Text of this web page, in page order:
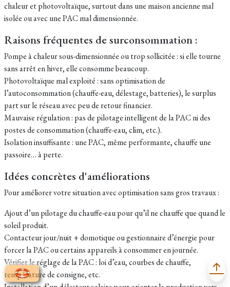
chaleur et photovoltaïque, surtout dans une maison ancienne mal
isolée ou avec une PAC mal dimensionnée.
Raisons fréquentes de surconsommation :
Pompe à chaleur sous-dimensionnée ou trop sollicitée : si elle tourne
sans arrêt en hiver, elle consomme beaucoup.
Photovoltaïque mal exploité : sans optimisation de
l’autoconsommation (chauffe-eau, délestage, batteries), le surplus
part sur le réseau avec peu de retour financier.
Mauvaise régulation : pas de pilotage intelligent de la PAC ni des
postes de consommation (chauffe-eau, clim, etc.).
Isolation insuffisante : une PAC, même performante, chauffe une
passoire… à perte.
Idées concrètes d'améliorations
Pour améliorer votre situation avec optimisation sans gros travaux :
Ajout d’un pilotage du chauffe-eau pour qu’il ne chauffe que quand le
soleil produit.
Contacteur jour/nuit + domotique ou gestionnaire d’énergie pour
forcer la PAC ou certains appareils à consommer en journée.
Vérifier le réglage de la PAC : loi d’eau, courbes de chauffe,
température de consigne, etc.